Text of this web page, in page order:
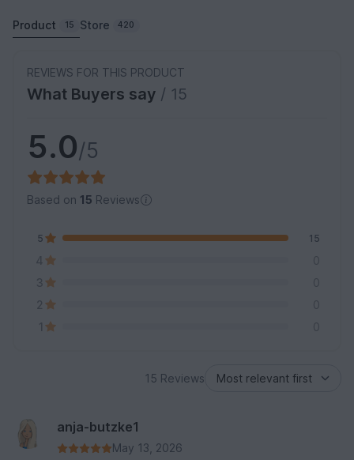
Product 15 Store 420
REVIEWS FOR THIS PRODUCT
What Buyers say / 15
5.0/5
Based on 15 Reviews
5 15
4
0
3
0
2
0
1
0
15 Reviews
anja-butzke1
May 13, 2026